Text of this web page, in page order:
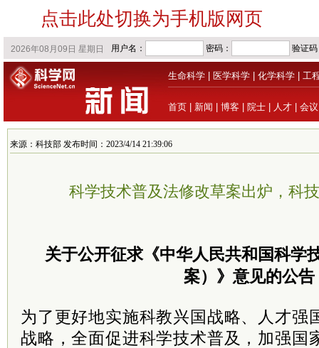
点击此处切换为手机版网页
生命科学 医学科学 化学科学 工
首页 新闻 博客 院士 人才 会议
来源：科技部 发布时间：2023/4/14 21:39:06
科学技术普及法修改草案出炉，科
关于公开征求《中华人民共和国科学
案）》意见的公告
为了更好地实施科教兴国战略、人才强
战略，全面促进科学技术普及，加强国